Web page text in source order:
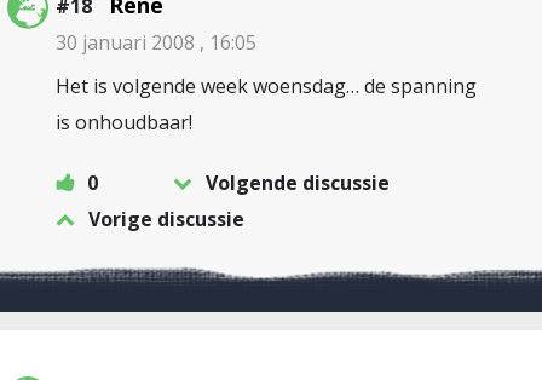
#18
30 januari 2008 , 16:05
Het is volgende week woensdag… de spanning
is onhoudbaar!
0
Volgende discussie
Vorige discussie